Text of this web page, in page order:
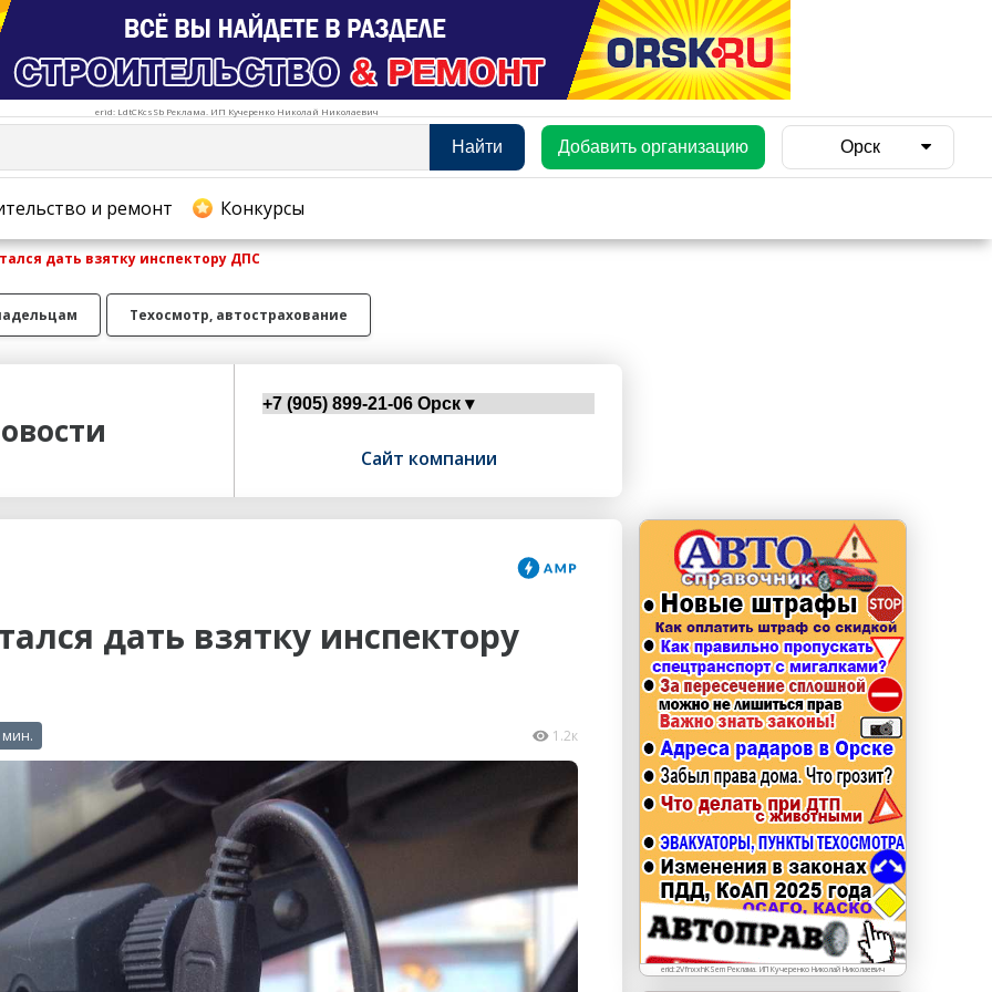
erid: LdtCKcsSb Реклама. ИП Кучеренко Николай Николаевич
Найти Добавить организацию Орск
и ремонт Конкурсы
erid: LdtCKJjWj Реклама. ИП Кучеренко Николай
Николаевич
дать взятку инспектору ДПС
Техосмотр, автострахование
Сайт компании
дать взятку инспектору
мин. 1.2к
erid:2VfnxxhKSem Реклама. ИП Кучеренко Николай Николаевич